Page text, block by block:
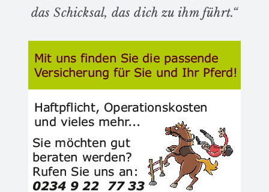
das Schicksal, das dich zu ihm führt.“